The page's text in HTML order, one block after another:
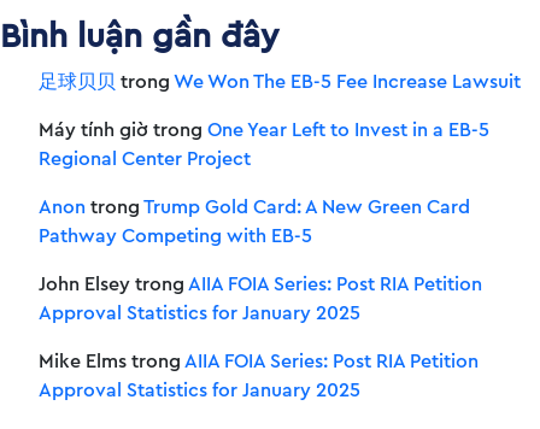
Bình luận gần đây
足球贝贝 trongWe Won The EB-5 Fee Increase Lawsuit
Máy tính giờtrong One Year Left to Invest in a EB-5
Regional Center Project
Anon trongTrump Gold Card: A New Green Card
Pathway Competing with EB-5
John ElseytrongAIIA FOIA Series: Post RIA Petition
Approval Statistics for January 2025
Mike ElmstrongAIIA FOIA Series: Post RIA Petition
Approval Statistics for January 2025